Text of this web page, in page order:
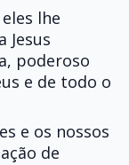
lhe
Jesus
poderoso
e de todo o
e os nossos
de